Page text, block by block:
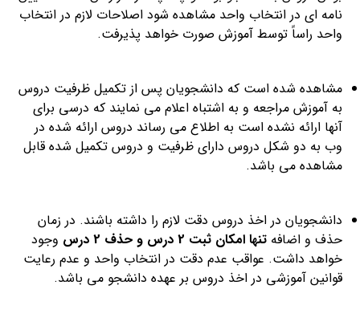
نامه ­ای در انتخاب واحد مشاهده شود اصلاحات لازم در انتخاب
واحد راساً توسط آموزش صورت خواهد پذیرفت.
مشاهده شده است که دانشجویان پس از تکمیل ظرفیت دروس
به آموزش مراجعه و به اشتباه اعلام می نمایند که درسی برای
آنها ارائه نشده است به اطلاع می رساند دروس ارائه شده در
وب به دو شکل دروس دارای ظرفیت و دروس تکمیل شده قابل
مشاهده می باشد.
دانشجویان در اخذ دروس دقت لازم را داشته باشند. در زمان
حذف و اضافهتنها امکان ثبت 2 درس و حذف 2 درس
وجود
خواهد داشت. عواقب عدم دقت در انتخاب واحد و عدم رعایت
قوانین آموزشی در اخذ دروس بر عهده دانشجو می باشد.